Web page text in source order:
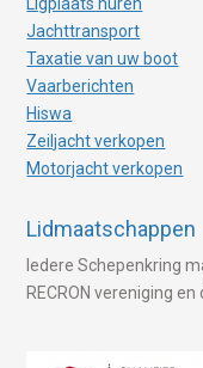
Jachttransport
Taxatie van uw boot
Vaarberichten
Hiswa
Zeiljacht verkopen
Motorjacht verkopen
Lidmaatschappen
Iedere Schepenkring
RECRON vereniging